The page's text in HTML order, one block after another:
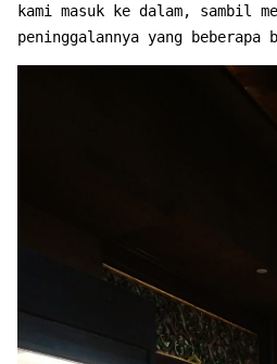
kami masuk ke dalam, sambil
peninggalannya yang